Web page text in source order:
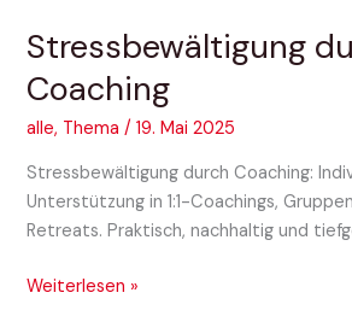
Stressbewältigung
Coaching
alle, Thema /19. Mai 2025
Stressbewältigung durch Coaching:
Unterstützung in 1:1-Coachings,
Retreats. Praktisch, nachhaltig und
Weiterlesen »